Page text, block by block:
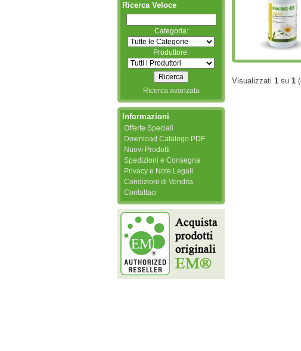
Visualizzati 1 su 1
Ricerca Veloce
Categoria:
Produttore:
Ricerca avanzata
Informazioni
Offerte Speciali
Download Catalogo PDF
Nuovi Prodotti
Spedizioni e Consegna
Privacy e Note Legali
Condizioni di Vendita
Contattaci